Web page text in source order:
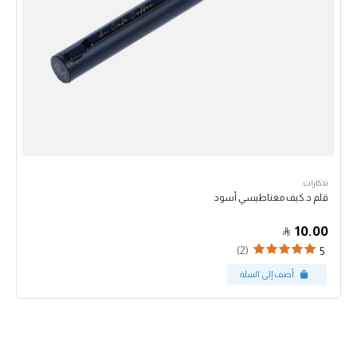
تذكارات
قلم د.كيف مغناطيسي أسود
10.00
5
(2)